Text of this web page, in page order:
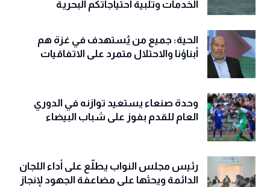
الخدمات وتلبية احتياجاتكم البحرية
الحية: جميع من يُستهدف في غزة هم
أبناؤنا والاحتلال متمرد على الاتفاقيات
وحدة صنعاء يستعيد توازنه في الدوري
العام للقدم بفوز على شباب البيضاء
رئيس مجلس النواب يطلّع على أداء اللجان
الدائمة ويحثها على مضاعفة الجهود لإنجاز